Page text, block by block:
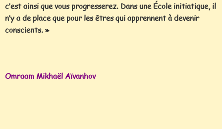
c’est ainsi que vous progresserez. Dans une École initiatique, il
n’y a de place que pour les êtres qui apprennent à devenir
conscients. »
Omraam Mikhaël Aïvanhov